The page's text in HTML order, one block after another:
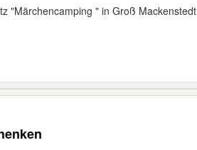
"Märchencamping " in Groß Mackenstedt